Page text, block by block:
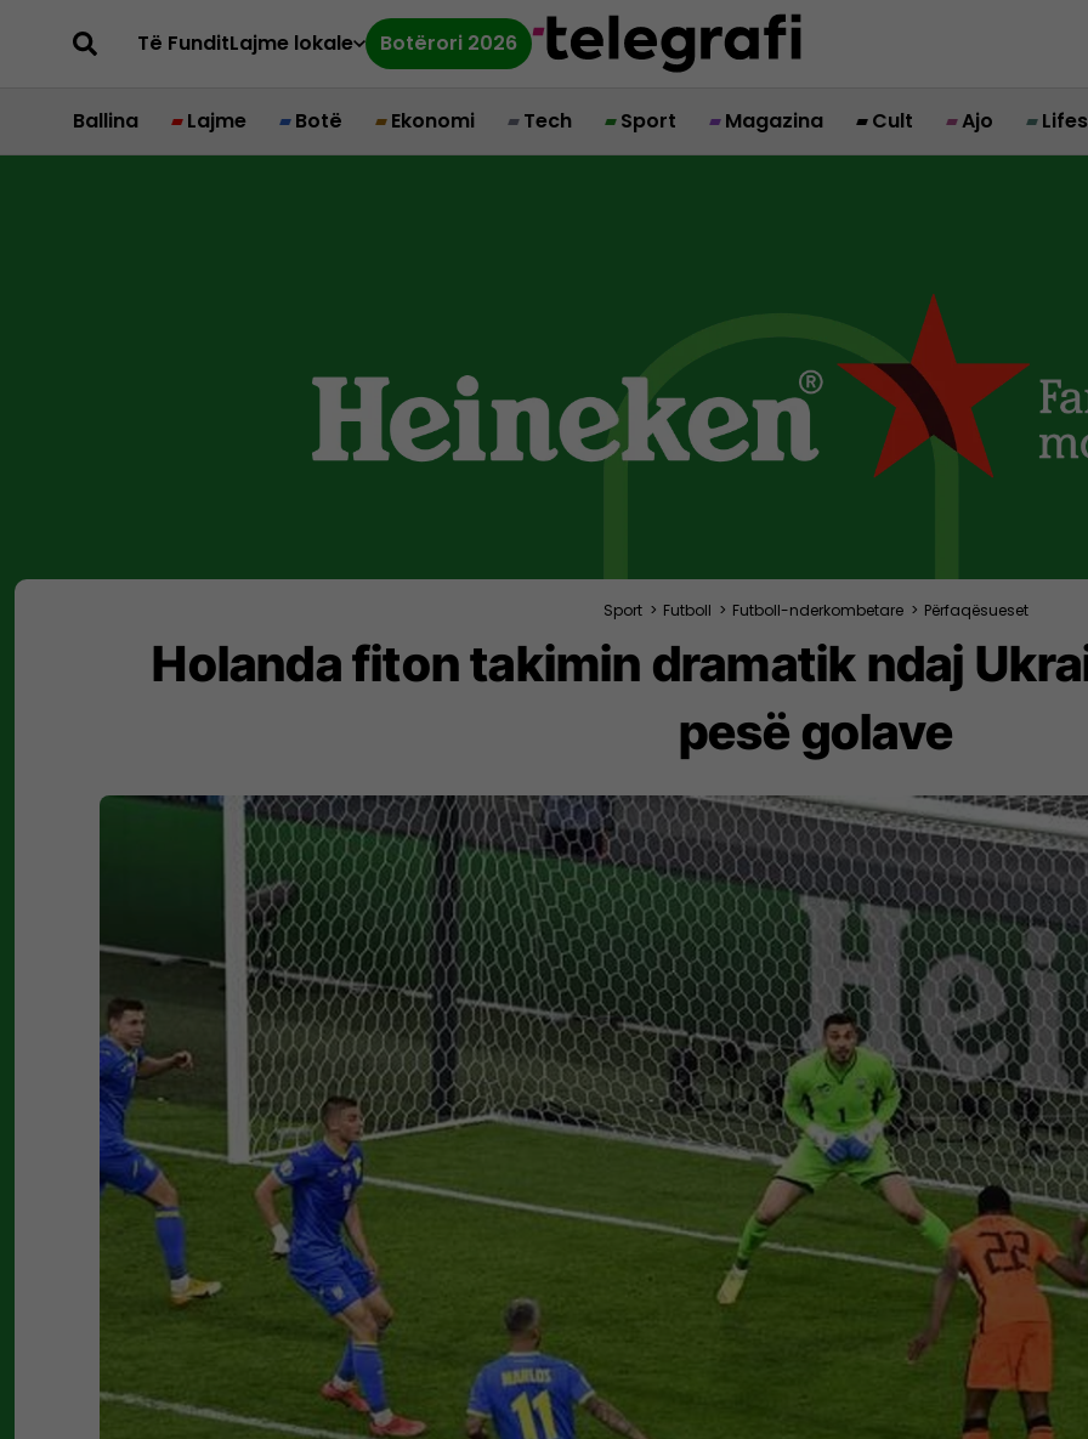
Të FunditLajme lokale Botërori 2026
Ballina Lajme Botë Ekonomi Tech Sport Magazina Cult Ajo
Sport > Futboll > Futboll-nderkombetare > Përfaqësueset
Holanda fiton takimin dramatik ndaj
pesë golave